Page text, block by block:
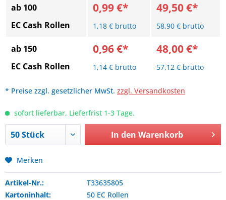
ab 100
EC Cash Rollen
0,99 €*
1,18 € brutto
49,50 €*
58,90 € brutto
ab 150
EC Cash Rollen
0,96 €*
1,14 € brutto
48,00 €*
57,12 € brutto
* Preise zzgl. gesetzlicher MwSt. zzgl. Versandkosten
sofort lieferbar, Lieferfrist 1-3 Tage.
In den Warenkorb
Merken
Artikel-Nr.:
T33635805
Kartoninhalt:
50 EC Rollen